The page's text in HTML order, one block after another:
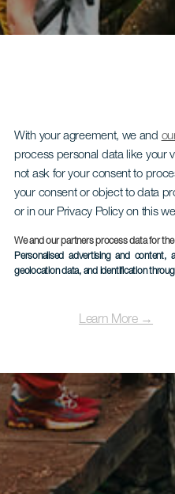
With your agreement, we and
process personal data like your
not ask for your consent to
your consent or object to data
or in our Privacy Policy on this
We and our partners process data for
Personalised advertising and content,
geolocation data, and identification
Learn More →